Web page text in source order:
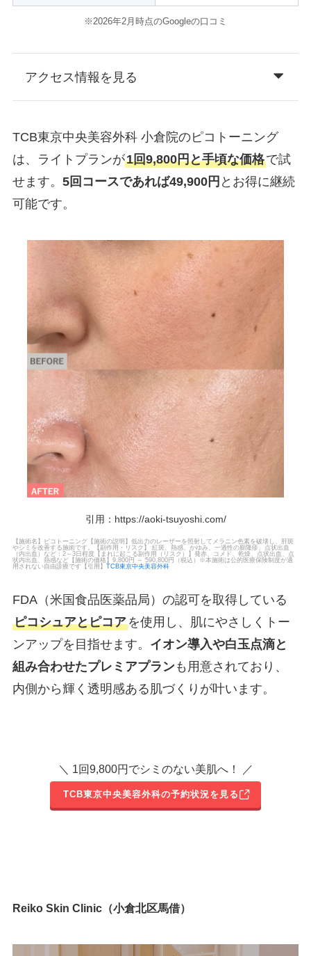
※2026年2月時点のGoogleの口コミ
アクセス情報を見る
TCB東京中央美容外科 小倉院のピコトーニング
は、ライトプランが1回9,800円と手頃な価格で試
せます。 5回コースであれば49,900円 とお得に継続
可能です。
引用： https://aoki-tsuyoshi.com/
【施術名】ピコトーニング【施術の説明】低出力のレーザーを照射してメラニン色素を破壊し、肝斑
やシミを改善する施術です。【副作用・リスク】 紅斑、熱感、かゆみ、一過性の膨隆疹、点状出血
（内出血）など：2～3日程度【まれに起こる副作用（リスク）】発赤、コメド、乾燥、点状出血、点
状内出血、熱感など【施術の価格】9,800円 ～ 590,800円（税込）※本施術は公的医療保険制度が適
用されない自由診療です【引用】 TCB東京中央美容外科
FDA（米国食品医薬品局）の認可を取得している
ピコシュアとピコアを使用し、肌にやさしくトー
ンアップを目指せます。 イオン導入や白玉点滴と
組み合わせたプレミアプランも用意されており、
内側から輝く透明感ある肌づくりが叶います。
＼ 1回9,800円でシミのない美肌へ！ ／
TCB東京中央美容外科の予約状況を見る
Reiko Skin Clinic（小倉北区馬借）